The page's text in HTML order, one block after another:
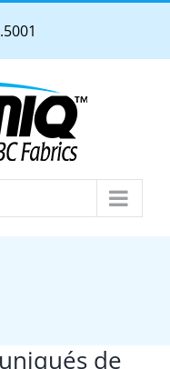
de